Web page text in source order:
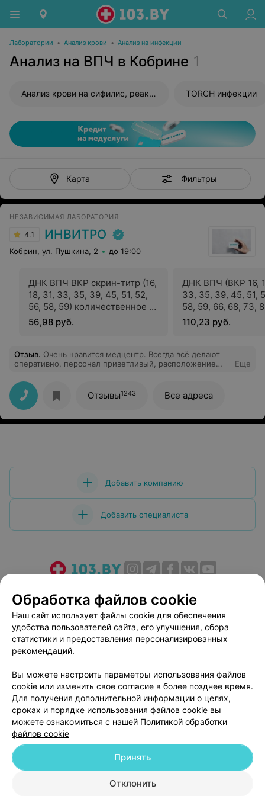
Лаборатории • Анализ крови • Анализ на инфекции
Анализ на ВПЧ в Кобрине 1
Анализ крови на сифилис, реакция Вассермана (RW) TORCH инфекции
Карта Фильтры
НЕЗАВИСИМАЯ ЛАБОРАТОРИЯ
4.1 ИНВИТРО
Кобрин, ул. Пушкина, 2 до 19:00
ДНК ВПЧ ВКР скрин-титр (16,
18, 31, 33, 35, 39, 45, 51, 52,
56, 58, 59) количественное +
КВМ в соскобе
эпителиальных клеток
56,98 руб.
ДНК ВПЧ (ВКР 16,
33, 35, 39, 45, 51,
58, 59, 66, 68, 73,
11, 44)
количественное
110,23 руб.
Отзыв. Очень нравится медцентр. Всегда всё делают
оперативно, персонал приветливый, расположение
Еще
Отзывы1243 Все адреса
Добавить компанию
Добавить специалиста
Медицинский маркетинг
Публичный договор
Пользовательское соглашение
Способы оплаты
Вакансии
Партнеры
Написать руководителю 103.by
Персональные настройки cookie
Обработка персональных данных
© 2026 ООО «Артокс Лаб», УНП 191700409| 220012, Республика Беларусь,
Обработка файлов cookie
Наш сайт использует файлы cookie для обеспечения
удобства пользователей сайта, его улучшения, сбора
статистики и предоставления персонализированных
рекомендаций.
Вы можете настроить параметры использования файлов
cookie или изменить свое согласие в более позднее время.
Для получения дополнительной информации о целях,
сроках и порядке использования файлов cookie вы
можете ознакомиться с нашей Политикой обработки
файлов cookie
Отклонить
Принять